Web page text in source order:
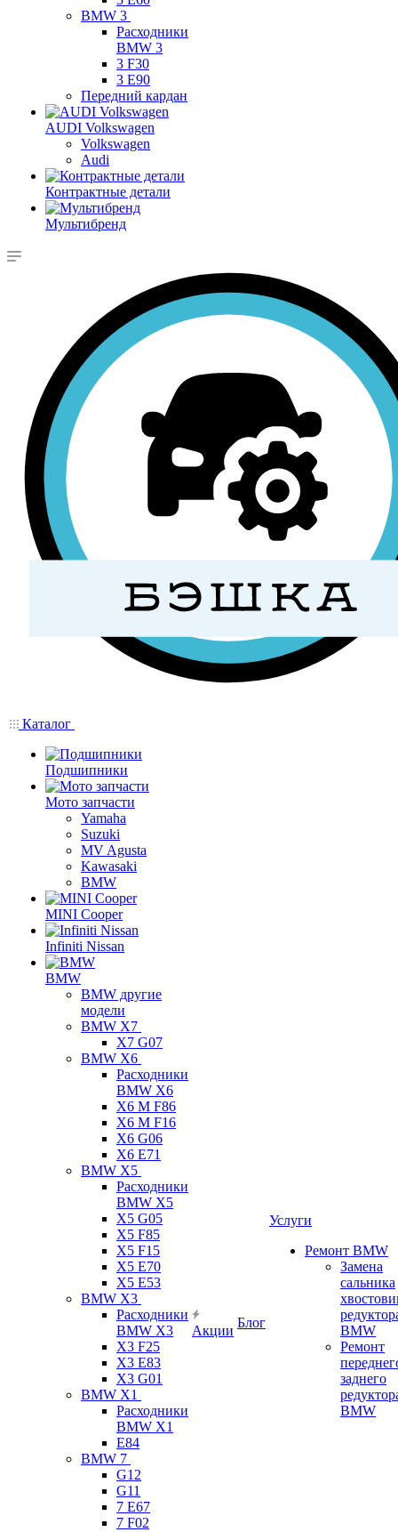
BMW 3
Расходники
BMW 3
3 F30
3 E90
Передний кардан
AUDI Volkswagen
Volkswagen
Audi
Контрактные детали
Мультибренд
Каталог
Подшипники
Мото запчасти
Yamaha
Suzuki
MV Agusta
Kawasaki
BMW
MINI Cooper
Infiniti Nissan
BMW
BMW другие
модели
BMW X7
X7 G07
BMW X6
Расходники
BMW X6
X6 M F86
X6 M F16
X6 G06
X6 E71
BMW X5
Расходники
BMW X5
X5 G05
X5 F85
X5 F15
X5 E70
X5 E53
BMW X3
Расходники
BMW X3
X3 F25
X3 E83
X3 G01
BMW X1
Расходники
BMW X1
E84
BMW 7
G12
G11
7 Е67
7 F02
Акции
Блог
Услуги
Ремонт BMW
Замена
сальника
BMW
Ремонт
заднего
BMW